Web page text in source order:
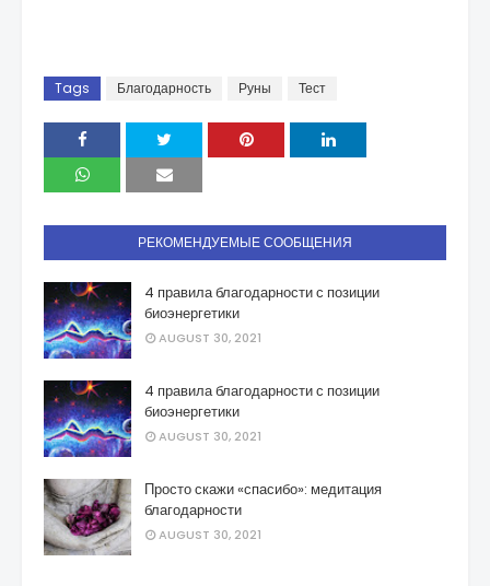
Tags Благодарность Руны Тест
РЕКОМЕНДУЕМЫЕ СООБЩЕНИЯ
4 правила благодарности с позиции
биоэнергетики
AUGUST 30, 2021
4 правила благодарности с позиции
биоэнергетики
AUGUST 30, 2021
Просто скажи «спасибо»: медитация
благодарности
AUGUST 30, 2021